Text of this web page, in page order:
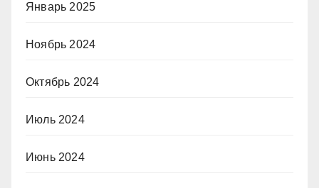
Январь 2025
Ноябрь 2024
Октябрь 2024
Июль 2024
Июнь 2024